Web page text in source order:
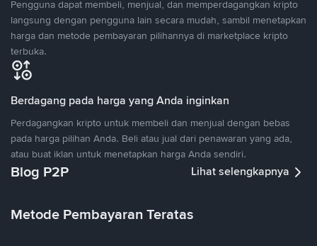
Pengguna dapat membeli, menjual, dan memperdagangkan kripto
langsung dengan pengguna lain secara mudah, sambil menetapkan
harga dan metode pembayaran pilihannya di marketplace kripto
terbuka.
Berdagang pada harga yang Anda inginkan
Perdagangkan kripto untuk membeli dan menjual dengan bebas
pada harga pilihan Anda. Beli atau jual dari penawaran yang ada,
atau buat iklan untuk menetapkan harga Anda sendiri.
Blog P2P Lihat selengkapnya
Metode Pembayaran Teratas